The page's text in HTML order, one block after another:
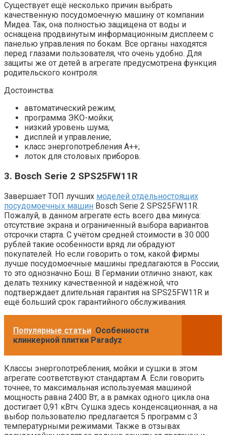
Существует ещё несколько причин выбрать
качественную посудомоечную машину от компании
Мидеа. Так, она полностью защищена от воды и
оснащена продвинутым информационным дисплеем с
панелью управления по бокам. Все органы находятся
перед глазами пользователя, что очень удобно. Для
защиты же от детей в агрегате предусмотрена функция
родительского контроля.
Достоинства:
автоматический режим;
программа ЭКО-мойки;
низкий уровень шума;
дисплей и управление;
класс энергопотребления А++;
лоток для столовых приборов.
3. Bosch Serie 2 SPS25FW11R
Завершает ТОП лучших моделей отдельностоящих
посудомоечных машин Bosch Serie 2 SPS25FW11R.
Пожалуй, в данном агрегате есть всего два минуса:
отсутствие экрана и ограниченный выбора вариантов
отсрочки старта. С учётом средней стоимости в 30 000
рублей такие особенности вряд ли обрадуют
покупателей. Но если говорить о том, какой фирмы
лучше посудомоечные машины предлагаются в России,
то это однозначно Бош. В Германии отлично знают, как
делать технику качественной и надёжной, что
подтверждает длительная гарантия на SPS25FW11R и
ещё больший срок гарантийного обслуживания.
Популярные статьи Особенности
клинкерной плитки Paradyz
Классы энергопотребления, мойки и сушки в этом
агрегате соответствуют стандартам А. Если говорить
точнее, то максимальная используемая машиной
мощность равна 2400 Вт, а в рамках одного цикла она
достигает 0,91 кВтч. Сушка здесь конденсационная, а на
выбор пользователю предлагается 5 программ с 3
температурными режимами. Также в отзывах